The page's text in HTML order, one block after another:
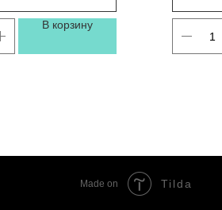
В корзину
Made on Tilda